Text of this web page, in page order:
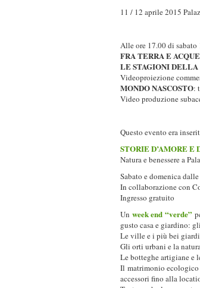
11 / 12 aprile 2015
Alle ore 17.00 di sabato
FRA TERRA E ACQUE
LE STAGIONI DELLA
Videoproiezione
MONDO NASCOSTO:
Video produzione
Questo evento era
STORIE D’AMORE E
Natura e benessere a
Sabato e domenica
In collaborazione con
Ingresso gratuito
Un week end “verde”
gusto casa e giardino:
Le ville e i più bei
Gli orti urbani e la
Le botteghe artigiane e
Il matrimonio ecologico
accessori fino alla